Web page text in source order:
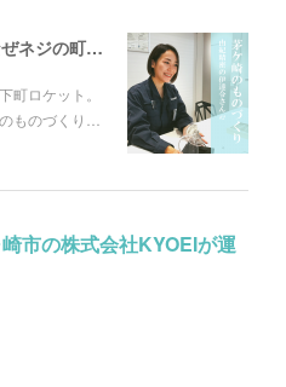
【由紀精密の伊達令さん】なぜネジの町工場が航空宇宙の領域に舵を切れたのか。
町ロケット。
ものづくり…
市の株式会社KYOEIが運